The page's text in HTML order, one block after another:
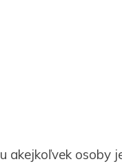
akejkoľvek osoby